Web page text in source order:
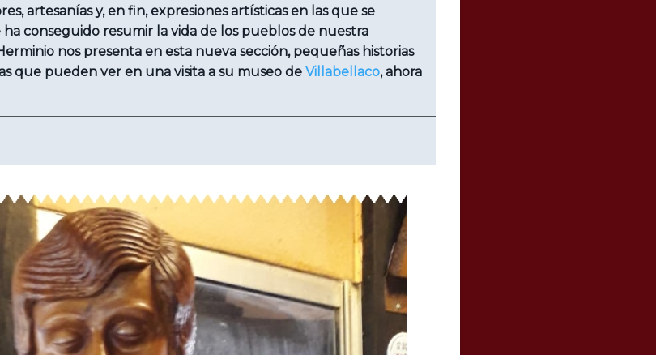
artesanías y, en fin, expresiones artísticas en las que se
conseguido resumir la vida de los pueblos de nuestra
nos presenta en esta nueva sección, pequeñas historias
que pueden ver en una visita a su museo de Villabellaco, ahora